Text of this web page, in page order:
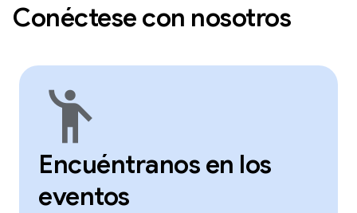
Conéctese con nosotros
emoji_people
Encuéntranos en los
eventos